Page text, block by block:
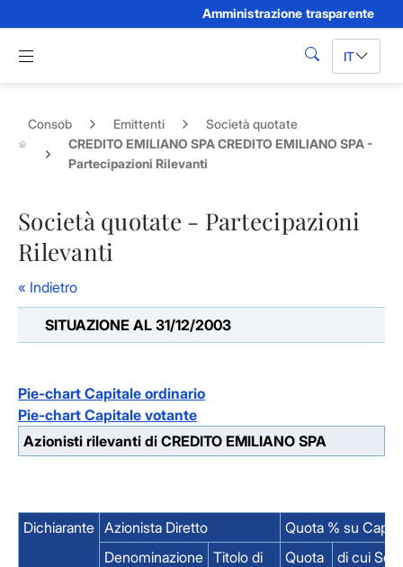
Amministrazione trasparente
Apri menu di navigazione
cerca IT
Consob Emittenti
Società quotate
CREDITO EMILIANO SPA CREDITO EMILIANO SPA -
Partecipazioni Rilevanti
Società quotate - Partecipazioni
Rilevanti
« Indietro
SITUAZIONE AL 31/12/2003
Pie-chart Capitale ordinario
Pie-chart Capitale votante
Azionisti rilevanti di CREDITO EMILIANO SPA
Dichiarante Azionista Diretto
Quota % su
Denominazione Titolo di
Quota
di cui